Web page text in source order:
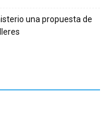
una propuesta de